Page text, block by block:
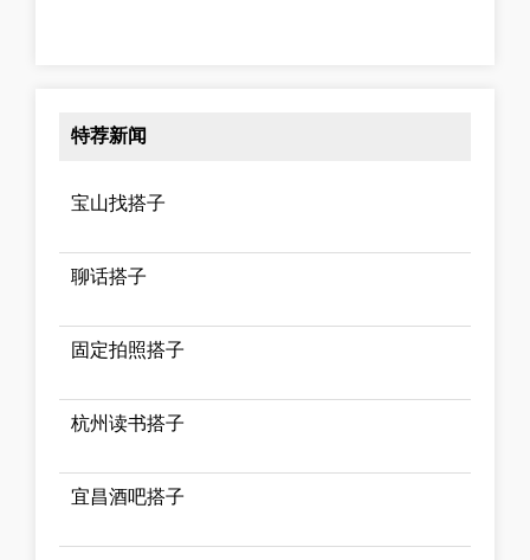
特荐新闻
宝山找搭子
聊话搭子
固定拍照搭子
杭州读书搭子
宜昌酒吧搭子